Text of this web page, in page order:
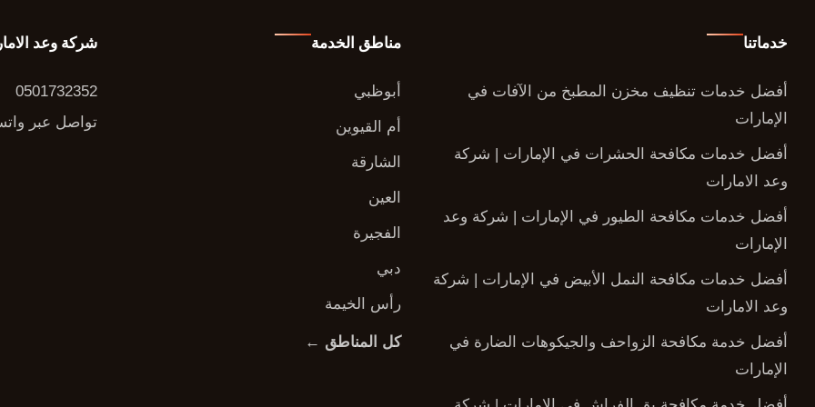
خدماتنا
أفضل خدمات تنظيف مخزن المطبخ من الآفات في
الإمارات
أفضل خدمات مكافحة الحشرات في الإمارات | شركة
وعد الامارات
أفضل خدمات مكافحة الطيور في الإمارات | شركة وعد
الإمارات
أفضل خدمات مكافحة النمل الأبيض في الإمارات | شركة
وعد الامارات
أفضل خدمة مكافحة الزواحف والجيكوهات الضارة في
الإمارات
مناطق الخدمة
أبوظبي
أم القيوين
الشارقة
العين
الفجيرة
دبي
رأس الخيمة
كل المناطق ←
شركة وعد
0501732352
تواصل عبر